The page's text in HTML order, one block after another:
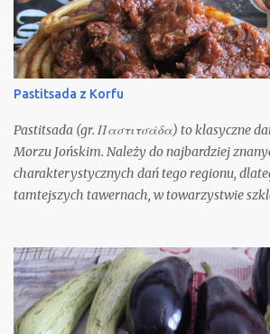
Pastitsada z Korfu
Pastitsada (gr. Παστιτσάδα) to klasyczne
Morzu Jońskim. Należy do najbardziej
charakterystycznych dań tego regionu,
tamtejszych tawernach, w towarzystwie
są ogólnie i łatwo dostępne. Nie będę się